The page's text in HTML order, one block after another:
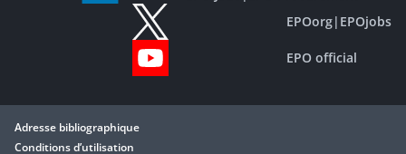
EPOorg| EPOjobs
EPO official
Adresse bibliographique
Conditions d’utilisation